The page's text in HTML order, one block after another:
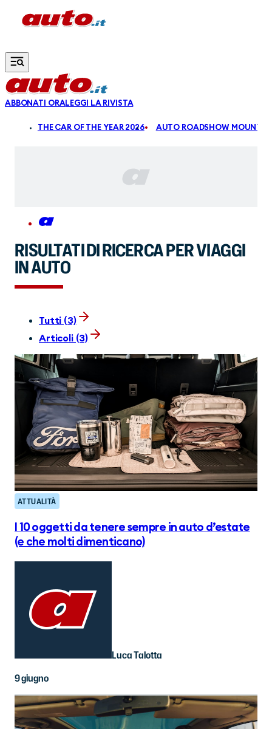
Vai al contenuto principale
ABBONATI ORALEGGI LA RIVISTA
THE CAR OF THE YEAR 2026 AUTO ROADSHOW
RISULTATI DI RICERCA PER VIAGGI
IN AUTO
Tutti (3)
Articoli (3)
ATTUALITÀ
I 10 oggetti da tenere sempre in auto d’estate
(e che molti dimenticano)
Luca Talotta
9 giugno